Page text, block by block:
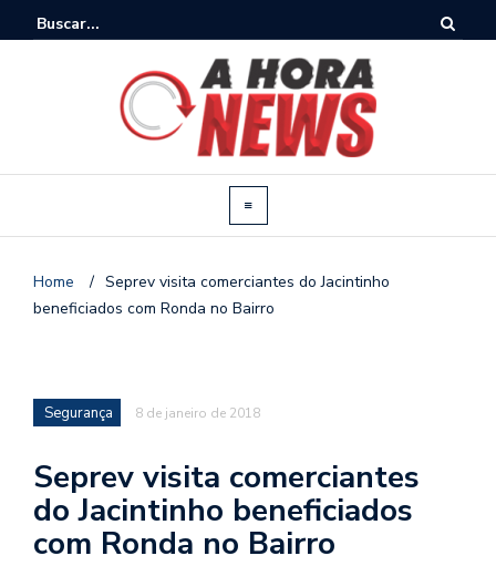
Home / Seprev visita comerciantes do Jacintinho
beneficiados com Ronda no Bairro
Segurança 8 de janeiro de 2018
Seprev visita comerciantes
do Jacintinho beneficiados
com Ronda no Bairro